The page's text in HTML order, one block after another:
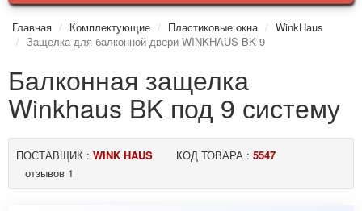
Главная Комплектующие Пластиковые окна
WinkHaus
Защелка для балконной двери WINKHAUS BK 9
Балконная защелка
Winkhaus BK под 9 систему
ПОСТАВЩИК : WINK HAUS КОД ТОВАРА : 5547
отзывов 1